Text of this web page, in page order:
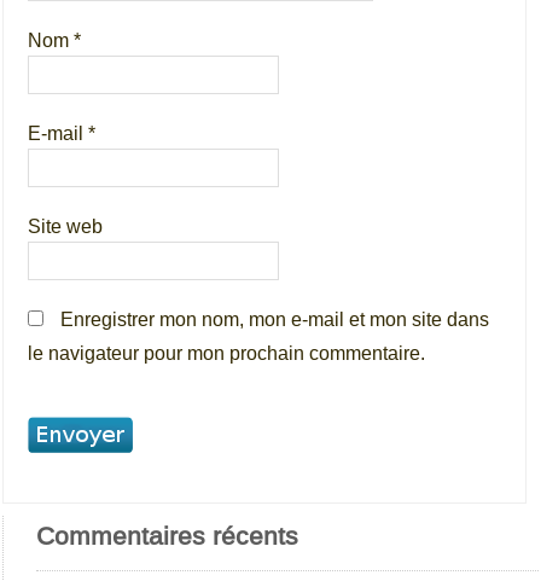
Nom*
E-mail*
Site web
Enregistrer mon nom, mon e-mail et mon site dans
le navigateur pour mon prochain commentaire.
Commentaires récents